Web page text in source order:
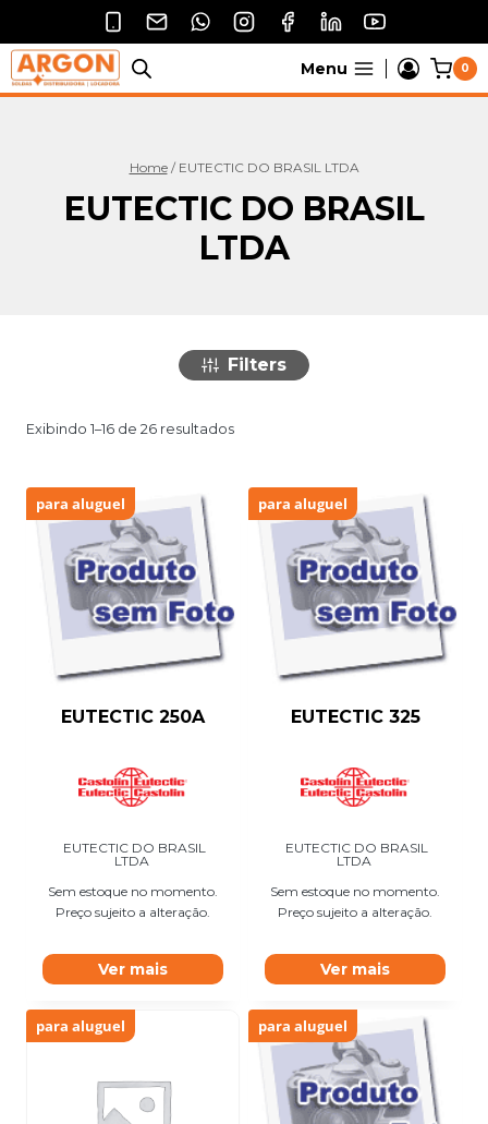
o
Conteúdo
Menu 0
Home / EUTECTIC DO BRASIL LTDA
EUTECTIC DO BRASIL
LTDA
Filters
Exibindo 1–16 de 26 resultados
para aluguel
EUTECTIC 250A
EUTECTIC DO BRASIL
LTDA
Sem estoque no momento.
Preço sujeito a alteração.
Ver mais
para aluguel
EUTECTIC 325
EUTECTIC DO BRASIL
LTDA
Sem estoque no momento.
Preço sujeito a alteração.
Ver mais
para aluguel para aluguel